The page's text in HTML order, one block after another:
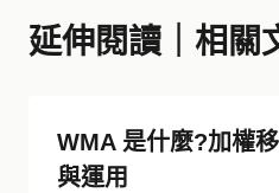
延伸閱讀｜相關
WMA 是什麼?加權
與運用